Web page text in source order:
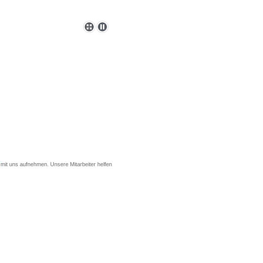
mit uns aufnehmen. Unsere Mitarbeiter helfen